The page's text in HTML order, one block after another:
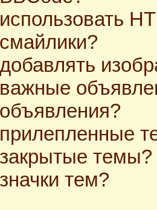
темы?
тем?